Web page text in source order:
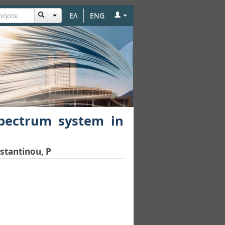
ΕΛ ENG
in modern office
system in
P